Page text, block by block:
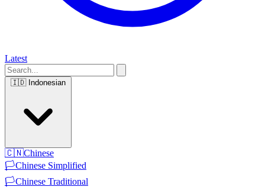
Latest
🇮🇩 Indonesian
🇨🇳Chinese
🏳️Chinese Simplified
🏳️Chinese Traditional